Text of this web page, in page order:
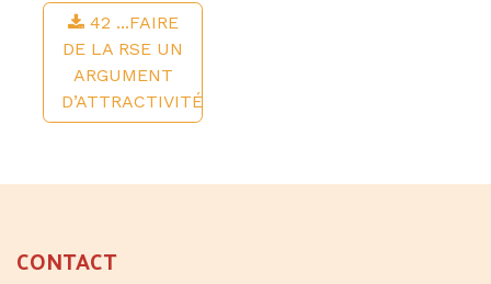
42 ...FAIRE
DE LA RSE UN
ARGUMENT
D’ATTRACTIVITÉ
CONTACT